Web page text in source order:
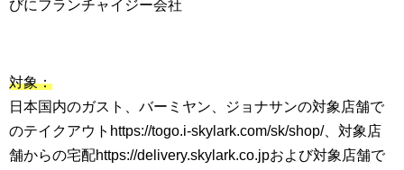
びにフランチャイジー会社
対象：
日本国内のガスト、バーミヤン、ジョナサンの対象店舗で
のテイクアウトhttps://togo.i-skylark.com/sk/shop/、対象店
舗からの宅配https://delivery.skylark.co.jpおよび対象店舗で